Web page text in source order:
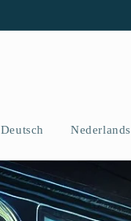
Deutsch Nederlands